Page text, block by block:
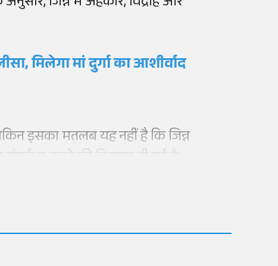
मिलेगा मां दुर्गा का आशीर्वाद
इसका मतलब यह नहीं है कि जिन्न
न करने की हिदायत दी गई है।